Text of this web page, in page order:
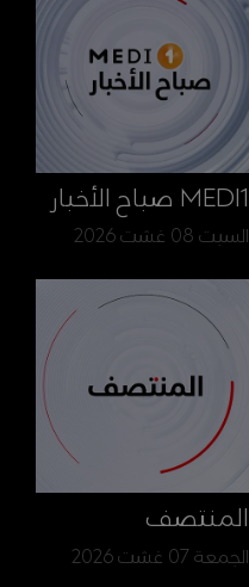
MEDI1 صباح الأخبار
السبت 08 غشت 2026
المنتصف
الجمعة 07 غشت 2026